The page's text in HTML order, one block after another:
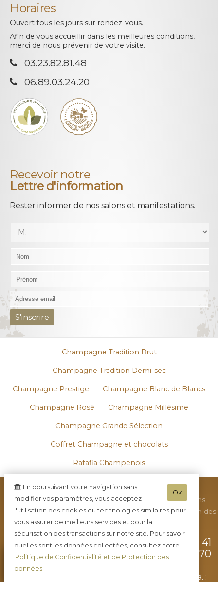
Horaires
Ouvert tous les jours sur rendez-vous.
Afin de vous accueillir dans les meilleures conditions,
merci de nous prévenir de votre visite.
03.23.82.81.48
06.89.03.24.20
Recevoir notre
Lettre d'information
Rester informer de nos salons et manifestations.
Champagne Tradition Brut
Champagne Tradition Demi-sec
Champagne Prestige Champagne Blanc de Blancs
Champagne Rosé Champagne Millésime
Champagne Grande Sélection
Coffret Champagne et chocolats
Ratafia Champenois
•Toutes nos actualités• Nous contacter•Mentions
légales• Plan du site•Nous rendre visite•Protection des
données•CGV •Mini-blog
Champagne DE REKENEIRE-PETIT
41
rue Robert Gerbaux Les Roches -
02570
- Mob. : 06.89.03.24.20 - Tva. :
Ok
En poursuivant votre navigation sans
modifier vos paramètres, vous acceptez
l'utilisation des cookies ou technologies similaires pour
vous assurer de meilleurs services et pour la
sécurisation des transactions sur notre site. Pour savoir
quelles sont les données collectées, consultez notre
Politique de Confidentialité et de Protection des
données